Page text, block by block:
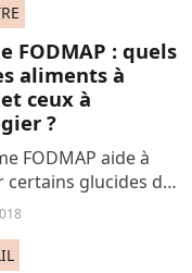
FODMAP : quels
aliments à
ceux à
?
FODMAP aide à
certains glucides de
puisqu'ils
à l'origine de
troubles digestifs